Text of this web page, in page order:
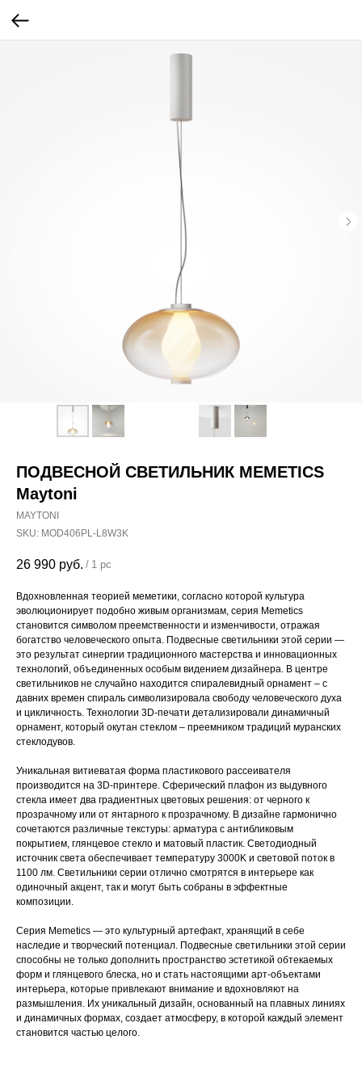
ПОДВЕСНОЙ СВЕТИЛЬНИК MEMETICS
Maytoni
MAYTONI
SKU: MOD406PL-L8W3K
26 990 руб. / 1 pc
Вдохновленная теорией меметики, согласно которой культура
эволюционирует подобно живым организмам, серия Memetics
становится символом преемственности и изменчивости, отражая
богатство человеческого опыта. Подвесные светильники этой серии —
это результат синергии традиционного мастерства и инновационных
технологий, объединенных особым видением дизайнера. В центре
светильников не случайно находится спиралевидный орнамент – с
давних времен спираль символизировала свободу человеческого духа
и цикличность. Технологии 3D-печати детализировали динамичный
орнамент, который окутан стеклом – преемником традиций муранских
стеклодувов.
Уникальная витиеватая форма пластикового рассеивателя
производится на 3D-принтере. Сферический плафон из выдувного
стекла имеет два градиентных цветовых решения: от черного к
прозрачному или от янтарного к прозрачному. В дизайне гармонично
сочетаются различные текстуры: арматура с антибликовым
покрытием, глянцевое стекло и матовый пластик. Светодиодный
источник света обеспечивает температуру 3000K и световой поток в
1100 лм. Светильники серии отлично смотрятся в интерьере как
одиночный акцент, так и могут быть собраны в эффектные
композиции.
Серия Memetics — это культурный артефакт, хранящий в себе
наследие и творческий потенциал. Подвесные светильники этой серии
способны не только дополнить пространство эстетикой обтекаемых
форм и глянцевого блеска, но и стать настоящими арт-объектами
интерьера, которые привлекают внимание и вдохновляют на
размышления. Их уникальный дизайн, основанный на плавных линиях
и динамичных формах, создает атмосферу, в которой каждый элемент
становится частью целого.